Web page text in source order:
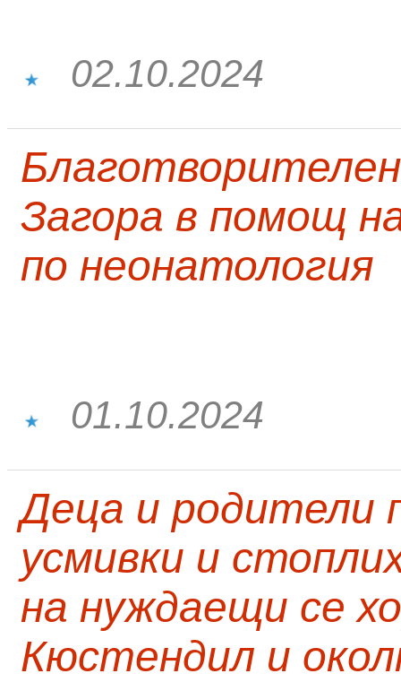
02.10.2024
Загора в помощ
по неонатология
01.10.2024
Деца и родители
усмивки и
на нуждаещи се
Кюстендил и